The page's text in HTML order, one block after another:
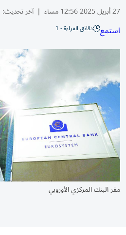
27 أبريل 2025 12:56 مساء | آخر تحديث:
استمع دقائق القراءة - 1
مقر البنك المركزي الأوروبي